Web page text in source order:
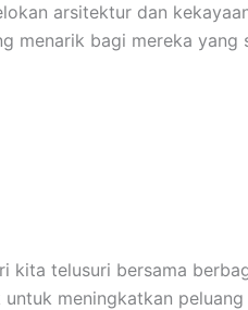
arsitektur dan
menarik bagi mereka yang
kita telusuri bersama
meningkatkan